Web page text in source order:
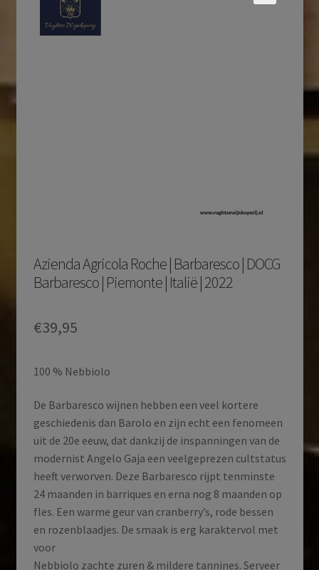
Azienda Agricola Roche | Barbaresco | DOCG
Barbaresco | Piemonte | Italië | 2022
€39,95
100 % Nebbiolo
De Barbaresco wijnen hebben een veel kortere
geschiedenis dan Barolo en zijn echt een fenomeen
uit de 20e eeuw, dat dankzij de inspanningen van de
modernist Angelo Gaja een veelgeprezen cultstatus
heeft verworven. Deze Barbaresco rijpt tenminste
24 maanden in barriques en erna nog 8 maanden op
fles. Een warme geur van cranberry’s, rode bessen
en rozenblaadjes. De smaak is erg karaktervol met
voor
Nebbiolo zachte zuren & mildere tannines. Serveer